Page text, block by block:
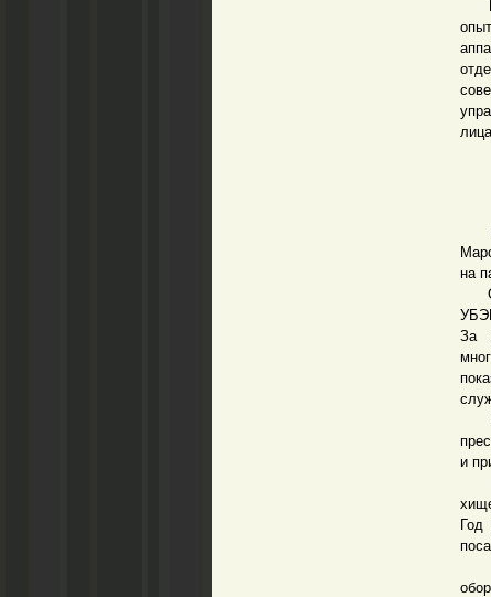
на
За
и
В
Год